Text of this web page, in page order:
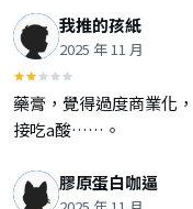
我推的孩紙
2025 年 11 月
藥膏，覺得過度商業化
接吃a酸……。
膠原蛋白咖逼